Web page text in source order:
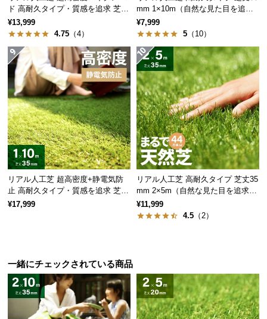
ド 高耐久タイプ・質感を追求 芝丈
35mm 1×10m
¥13,999
4.75 （4）
mm 1×10m（自然な見た目を追
求・U字ピン付属）
¥7,999
5 （10）
リアル人工芝 超高密度+静電気防
止 高耐久タイプ・質感を追求 芝丈
35mm 1×10m
¥17,999
リアル人工芝 高耐久タイプ 芝丈35
mm 2×5m（自然な見た目を追求・
U字ピン付属）
¥11,999
4.5 （2）
一緒にチェックされている商品